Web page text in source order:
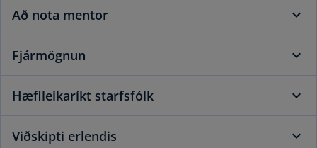
Að nota mentor
Fjármögnun
Hæfileikaríkt starfsfólk
Viðskipti erlendis